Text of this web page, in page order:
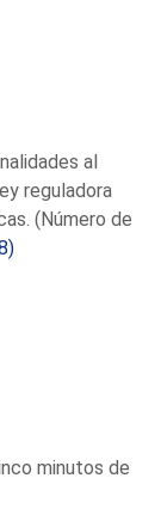
al
reguladora
(Número de
minutos de